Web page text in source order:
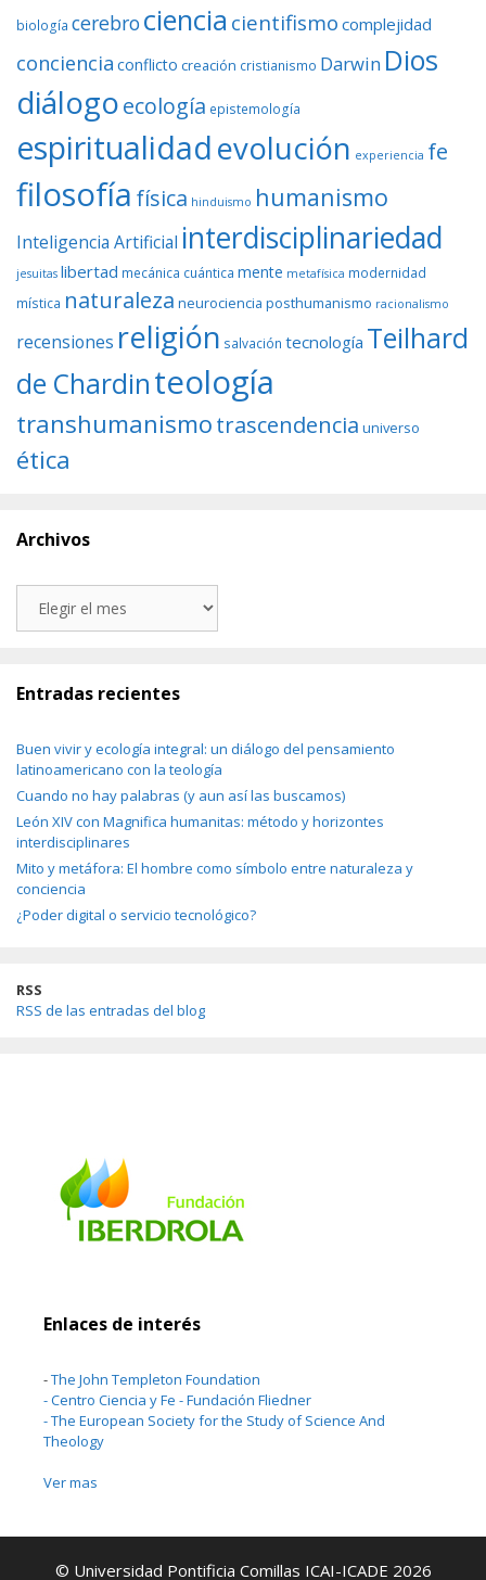
biología cerebro ciencia cientifismo complejidad
conciencia conflicto creación cristianismo Darwin Dios
diálogoecología epistemología
espiritualidadevolución experiencia fe
filosofía física hinduismo humanismo
Inteligencia Artificial interdisciplinariedad
jesuitas libertad mecánica cuántica mente metafísica modernidad
mística naturaleza neurociencia posthumanismo racionalismo
recensiones religión salvación tecnología Teilhard
de Chardinteología
transhumanismotrascendencia universo
ética
Archivos
Entradas recientes
Buen vivir y ecología integral: un diálogo del pensamiento
latinoamericano con la teología
Cuando no hay palabras (y aun así las buscamos)
León XIV con Magnifica humanitas: método y horizontes
interdisciplinares
Mito y metáfora: El hombre como símbolo entre naturaleza y
conciencia
¿Poder digital o servicio tecnológico?
RSS
RSS de las entradas del blog
Enlaces de interés
-The John Templeton Foundation
-Centro Ciencia y Fe - Fundación Fliedner
-The European Society for the Study of Science And
Theology
Ver mas
© Universidad Pontificia Comillas ICAI-ICADE 2026